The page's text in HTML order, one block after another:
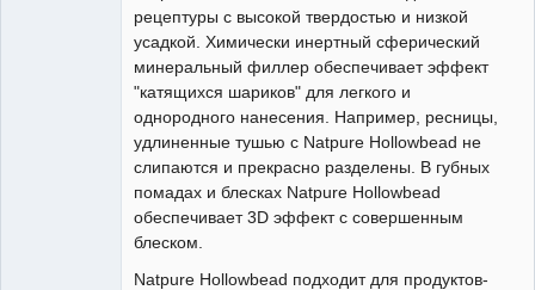
рецептуры с высокой твердостью и низкой
усадкой. Химически инертный сферический
минеральный филлер обеспечивает эффект
"катящихся шариков" для легкого и
однородного нанесения. Например, ресницы,
удлиненные тушью с Natpure Hollowbead не
слипаются и прекрасно разделены. В губных
помадах и блесках Natpure Hollowbead
обеспечивает 3D эффект с совершенным
блеском.
Natpure Hollowbead подходит для продуктов-